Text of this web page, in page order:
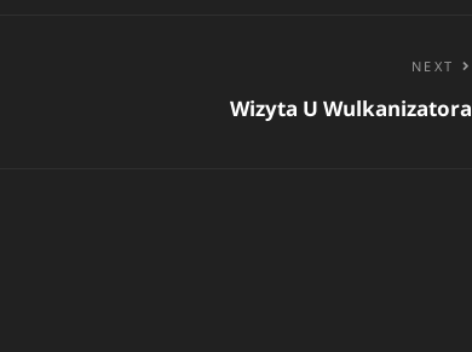
NEXT
Wizyta U Wulkanizatora